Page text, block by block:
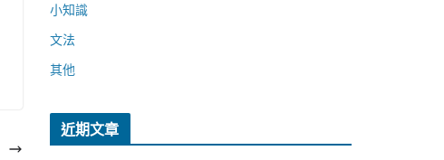
小知識
文法
其他
近期文章